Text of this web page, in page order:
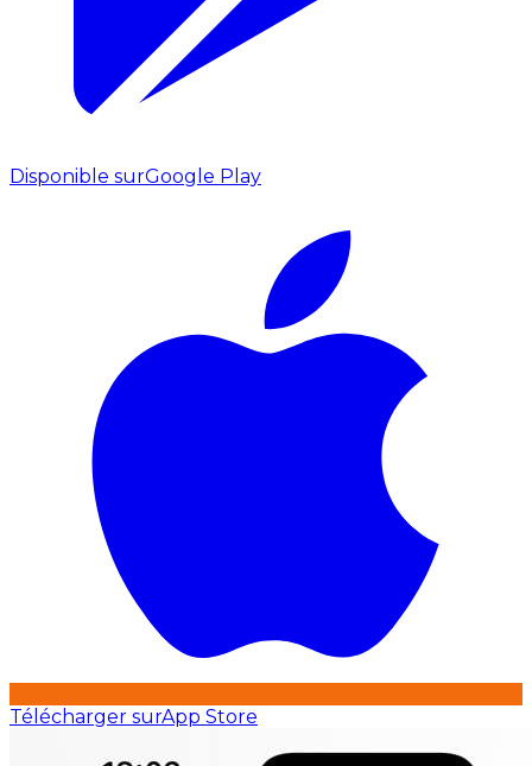
Disponible surGoogle Play
Télécharger surApp Store